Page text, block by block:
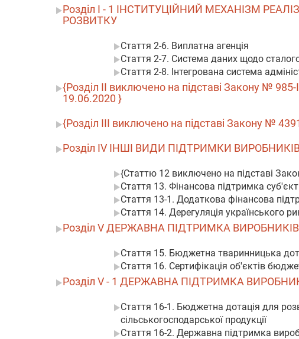
Розділ I - 1 ІНСТИТУЦІЙНИЙ МЕХАНІЗМ
РОЗВИТКУ
Стаття 2-6. Виплатна агенція
Стаття 2-7. Система даних щодо
Стаття 2-8. Інтегрована система
{Розділ II виключено на підставі Закону № 985-
19.06.2020 }
{Розділ III виключено на підставі Закону №
Розділ IV ІНШІ ВИДИ ПІДТРИМКИ
{Статтю 12 виключено на підставі
Стаття 13. Фінансова підтримка
Стаття 13-1. Додаткова фінансова
Стаття 14. Дерегуляція українського
Розділ V ДЕРЖАВНА ПІДТРИМКА
Стаття 15. Бюджетна тваринницька
Стаття 16. Сертифікація об'єктів
Розділ V - 1 ДЕРЖАВНА ПІДТРИМКА
Стаття 16-1. Бюджетна дотація для
сільськогосподарської продукції
Стаття 16-2. Державна підтримка